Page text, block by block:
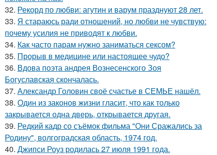
32. Рекорд по любви: агутин и варум празднуют 28 лет.
33. Я стараюсь ради отношений, но любви не чувствую:
почему усилия не приводят к любви.
34. Как часто парам нужно заниматься сексом?
35. Прорыв в медицине или настоящее чудо?
36. Вдова поэта андрея Вознесенского Зоя
Богуславская скончалась.
37. Александр Головин своё счастье в СЕМЬЕ нашёл.
38. Один из законов жизни гласит, что как только
закрывается одна дверь, открывается другая.
39. Редкий кадр со съёмок фильма "Они Сражались за
Родину", волгоградская область, 1974 год.
40. Джипси Роуз родилась 27 июля 1991 года.